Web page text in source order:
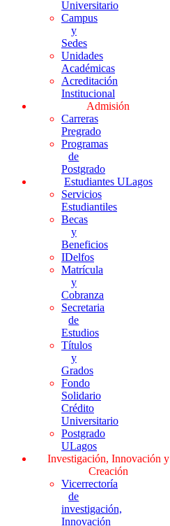
Universitario
Campus
y
Sedes
Unidades
Académicas
Acreditación
Institucional
Admisión
Carreras
Pregrado
Programas
de
Postgrado
Estudiantes ULagos
Servicios
Estudiantiles
Becas
y
Beneficios
IDelfos
Matrícula
y
Cobranza
Secretaria
de
Estudios
Títulos
y
Grados
Fondo
Solidario
Crédito
Universitario
Postgrado
ULagos
Investigación, Innovación y
Creación
Vicerrectoría
de
investigación,
Innovación